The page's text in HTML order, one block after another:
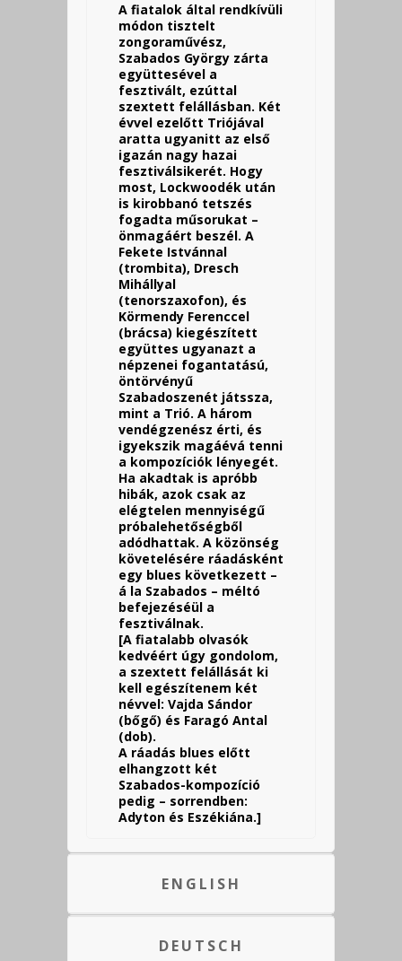
A fiatalok által rendkívüli
módon tisztelt
zongoraművész,
Szabados György zárta
együttesével a
fesztivált, ezúttal
szextett felállásban. Két
évvel ezelőtt Triójával
aratta ugyanitt az első
igazán nagy hazai
fesztiválsikerét. Hogy
most, Lockwoodék után
is kirobbanó tetszés
fogadta műsorukat –
önmagáért beszél. A
Fekete Istvánnal
(trombita), Dresch
Mihállyal
(tenorszaxofon), és
Körmendy Ferenccel
(brácsa) kiegészített
együttes ugyanazt a
népzenei fogantatású,
öntörvényű
Szabadoszenét játssza,
mint a Trió. A három
vendégzenész érti, és
igyekszik magáévá tenni
a kompozíciók lényegét.
Ha akadtak is apróbb
hibák, azok csak az
elégtelen mennyiségű
próbalehetőségből
adódhattak. A közönség
követelésére ráadásként
egy blues következett –
á la Szabados – méltó
befejezéséül a
fesztiválnak.
[A fiatalabb olvasók
kedvéért úgy gondolom,
a szextett felállását ki
kell egészítenem két
névvel: Vajda Sándor
(bőgő) és Faragó Antal
(dob).
A ráadás blues előtt
elhangzott két
Szabados-kompozíció
pedig – sorrendben:
Adyton és Eszékiána.]
ENGLISH
DEUTSCH